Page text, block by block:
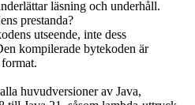
läsning och underhåll.
prestanda?
utseende, inte dess
kompilerade bytekoden är
huvudversioner av Java,